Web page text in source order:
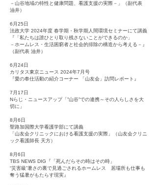
－山谷地域の特性と健康問題、看護支援の実際－」（副代表
油井）
​6月25日
法政大学 2024年度 春学期・秋学期人間環境セミナーにて講義
『「私たちは誰ひとり取り残さないことができるのか」
－ホームレス・生活困窮者と社会的排除の構造から考える－』
（副代表 油井）
6月24日
カリタス東京ニュース 2024年7月号
『愛の奉仕活動の紹介コーナー 「山友会」訪問レポート』
7月17日
Nらじ・ニュースアップ「”山谷”での連携～その人らしさを大
切に」
8月6日
聖路加国際大学看護学部にて講義
「山友会クリニックにおける看護支援の実際」（山友会クリニ
ック看護師長 天方）
8月6日
TBS NEWS DIG『「死んだらその時はその時」
“災害級”暑さの裏で見過ごされるホームレス 居場所も仕事も
奪う猛暑がもたらす現実』